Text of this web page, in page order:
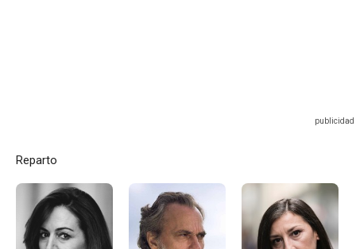
Reparto